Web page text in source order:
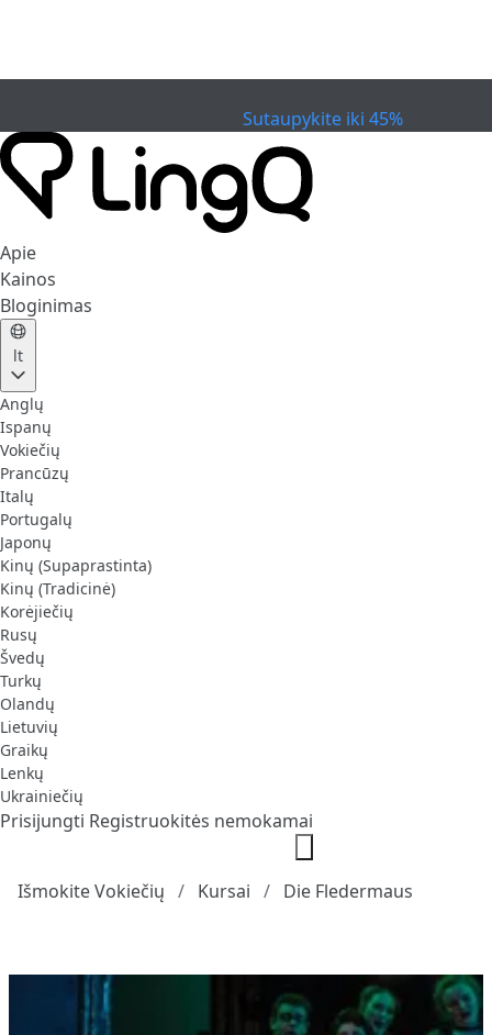
Sutaupykite iki 45%
Apie
Kainos
Bloginimas
lt
Anglų
Ispanų
Vokiečių
Prancūzų
Italų
Portugalų
Japonų
Kinų (Supaprastinta)
Kinų (Tradicinė)
Korėjiečių
Rusų
Švedų
Turkų
Olandų
Lietuvių
Graikų
Lenkų
Ukrainiečių
Prisijungti Registruokitės nemokamai
Išmokite Vokiečių Kursai Die Fledermaus